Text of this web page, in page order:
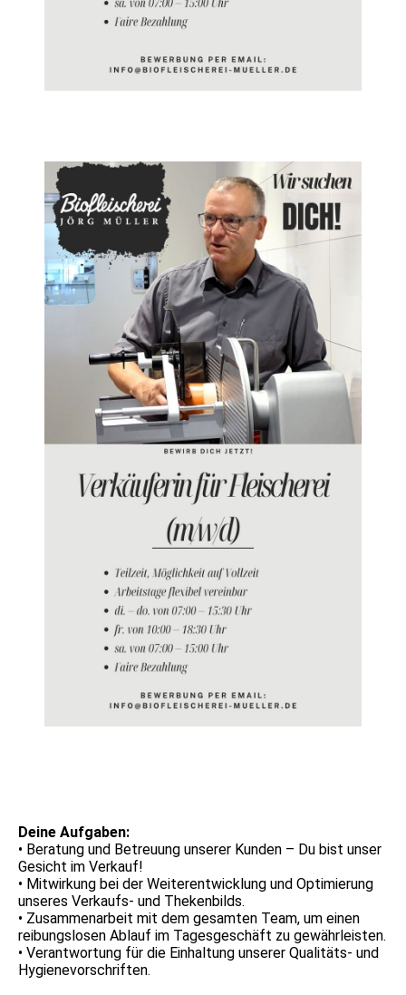
Deine Aufgaben:
• Beratung und Betreuung unserer Kunden – Du bist unser
Gesicht im Verkauf!
• Mitwirkung bei der Weiterentwicklung und Optimierung
unseres Verkaufs- und Thekenbilds.
• Zusammenarbeit mit dem gesamten Team, um einen
reibungslosen Ablauf im Tagesgeschäft zu gewährleisten.
• Verantwortung für die Einhaltung unserer Qualitäts- und
Hygienevorschriften.